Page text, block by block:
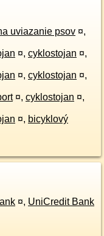
uviazanie psov ¤,
¤, cyklostojan ¤,
¤, cyklostojan ¤,
¤, cyklostojan ¤,
¤, bicyklový
¤, UniCredit Bank